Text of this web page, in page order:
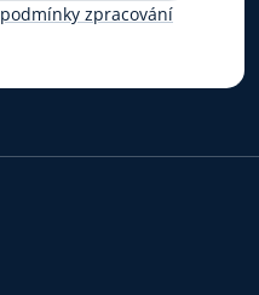
podmínky zpracování